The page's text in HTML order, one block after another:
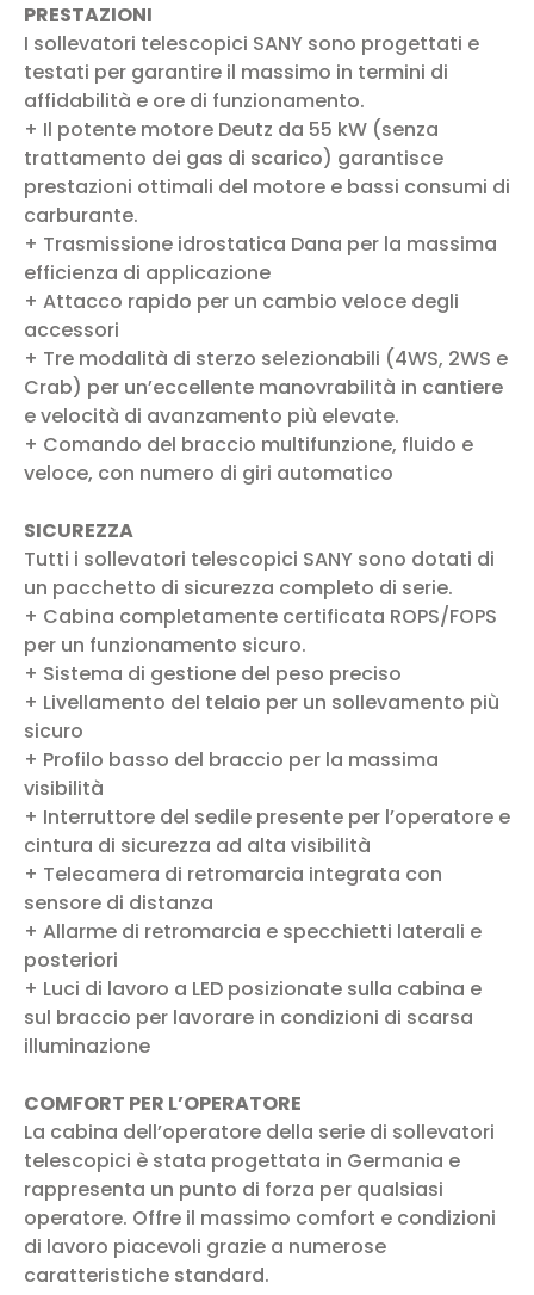
PRESTAZIONI
I sollevatori telescopici SANY sono progettati e
testati per garantire il massimo in termini di
affidabilità e ore di funzionamento.
+ Il potente motore Deutz da 55 kW (senza
trattamento dei gas di scarico) garantisce
prestazioni ottimali del motore e bassi consumi di
carburante.
+ Trasmissione idrostatica Dana per la massima
efficienza di applicazione
+ Attacco rapido per un cambio veloce degli
accessori
+ Tre modalità di sterzo selezionabili (4WS, 2WS e
Crab) per un’eccellente manovrabilità in cantiere
e velocità di avanzamento più elevate.
+ Comando del braccio multifunzione, fluido e
veloce, con numero di giri automatico
SICUREZZA
Tutti i sollevatori telescopici SANY sono dotati di
un pacchetto di sicurezza completo di serie.
+ Cabina completamente certificata ROPS/FOPS
per un funzionamento sicuro.
+ Sistema di gestione del peso preciso
+ Livellamento del telaio per un sollevamento più
sicuro
+ Profilo basso del braccio per la massima
visibilità
+ Interruttore del sedile presente per l’operatore e
cintura di sicurezza ad alta visibilità
+ Telecamera di retromarcia integrata con
sensore di distanza
+ Allarme di retromarcia e specchietti laterali e
posteriori
+ Luci di lavoro a LED posizionate sulla cabina e
sul braccio per lavorare in condizioni di scarsa
illuminazione
COMFORT PER L’OPERATORE
La cabina dell’operatore della serie di sollevatori
telescopici è stata progettata in Germania e
rappresenta un punto di forza per qualsiasi
operatore. Offre il massimo comfort e condizioni
di lavoro piacevoli grazie a numerose
caratteristiche standard.